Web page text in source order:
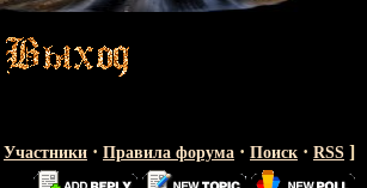
Участники · Правила форума · Поиск · RSS ]